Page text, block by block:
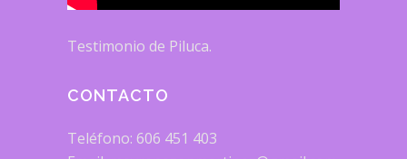
Testimonio de Piluca.
CONTACTO
Teléfono: 606 451 403